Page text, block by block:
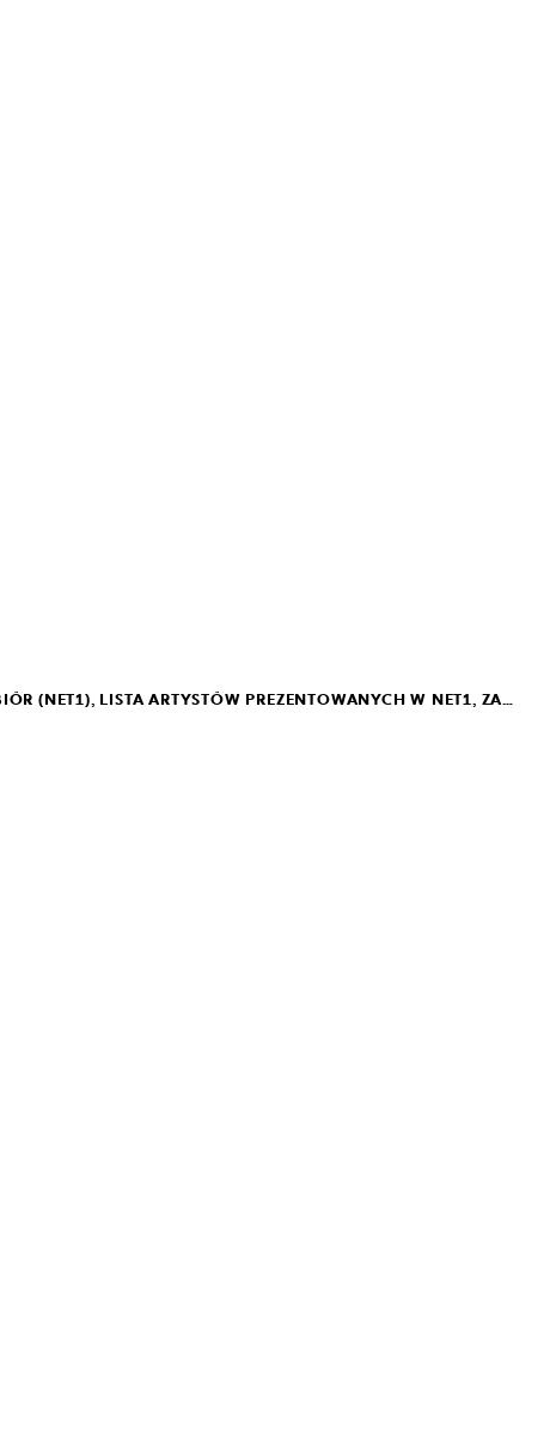
NET: MANIFEST NET (POLSKI), MANIFEST NET (ANGIELSKI), ZAPROSZENIE NA PIERWSZY ODBIÓR (NET1), LISTA ARTYSTÓW PREZENTOWANYCH W NET1, ZAPROSZENIE NA DRUGI ODBIÓR (NET2), LISTA ARTYSTÓW ZAPROSZONYCH DO PARTYCYPACJI W NET, LISTA ARTYSTÓW ZAPROSZONYCH DO PARTYCYPACJI W NET (APPENDIX)